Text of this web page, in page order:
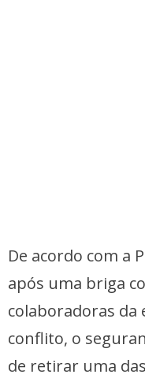
De acordo com a
após uma briga
colaboradoras da
conflito, o
de retirar uma